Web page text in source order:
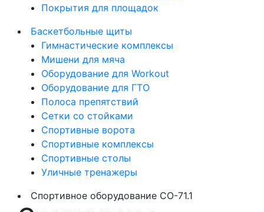
Покрытия для площадок
Баскетбольные щиты
Гимнастические комплексы
Мишени для мяча
Оборудование для Workout
Оборудование для ГТО
Полоса препятствий
Сетки со стойками
Спортивные ворота
Спортивные комплексы
Спортивные столы
Уличные тренажеры
Спортивное оборудование СО-71.1